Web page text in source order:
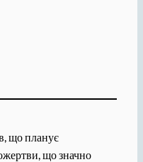
що планує
що значно